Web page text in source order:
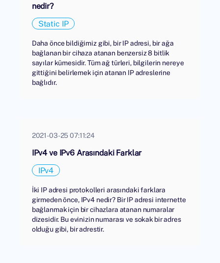
nedir?
Static IP
Daha önce bildiğimiz gibi, bir IP adresi, bir ağa
bağlanan bir cihaza atanan benzersiz 8 bitlik
sayılar kümesidir. Tüm ağ türleri, bilgilerin nereye
gittiğini belirlemek için atanan IP adreslerine
bağlıdır.
2021-03-25 07:11:24
IPv4 ve IPv6 Arasındaki Farklar
IPv4
İki IP adresi protokolleri arasındaki farklara
girmeden önce, IPv4 nedir? Bir IP adresi internette
bağlanmak için bir cihazlara atanan numaralar
dizesidir. Bu evinizin numarası ve sokak bir adres
olduğu gibi, bir adrestir.